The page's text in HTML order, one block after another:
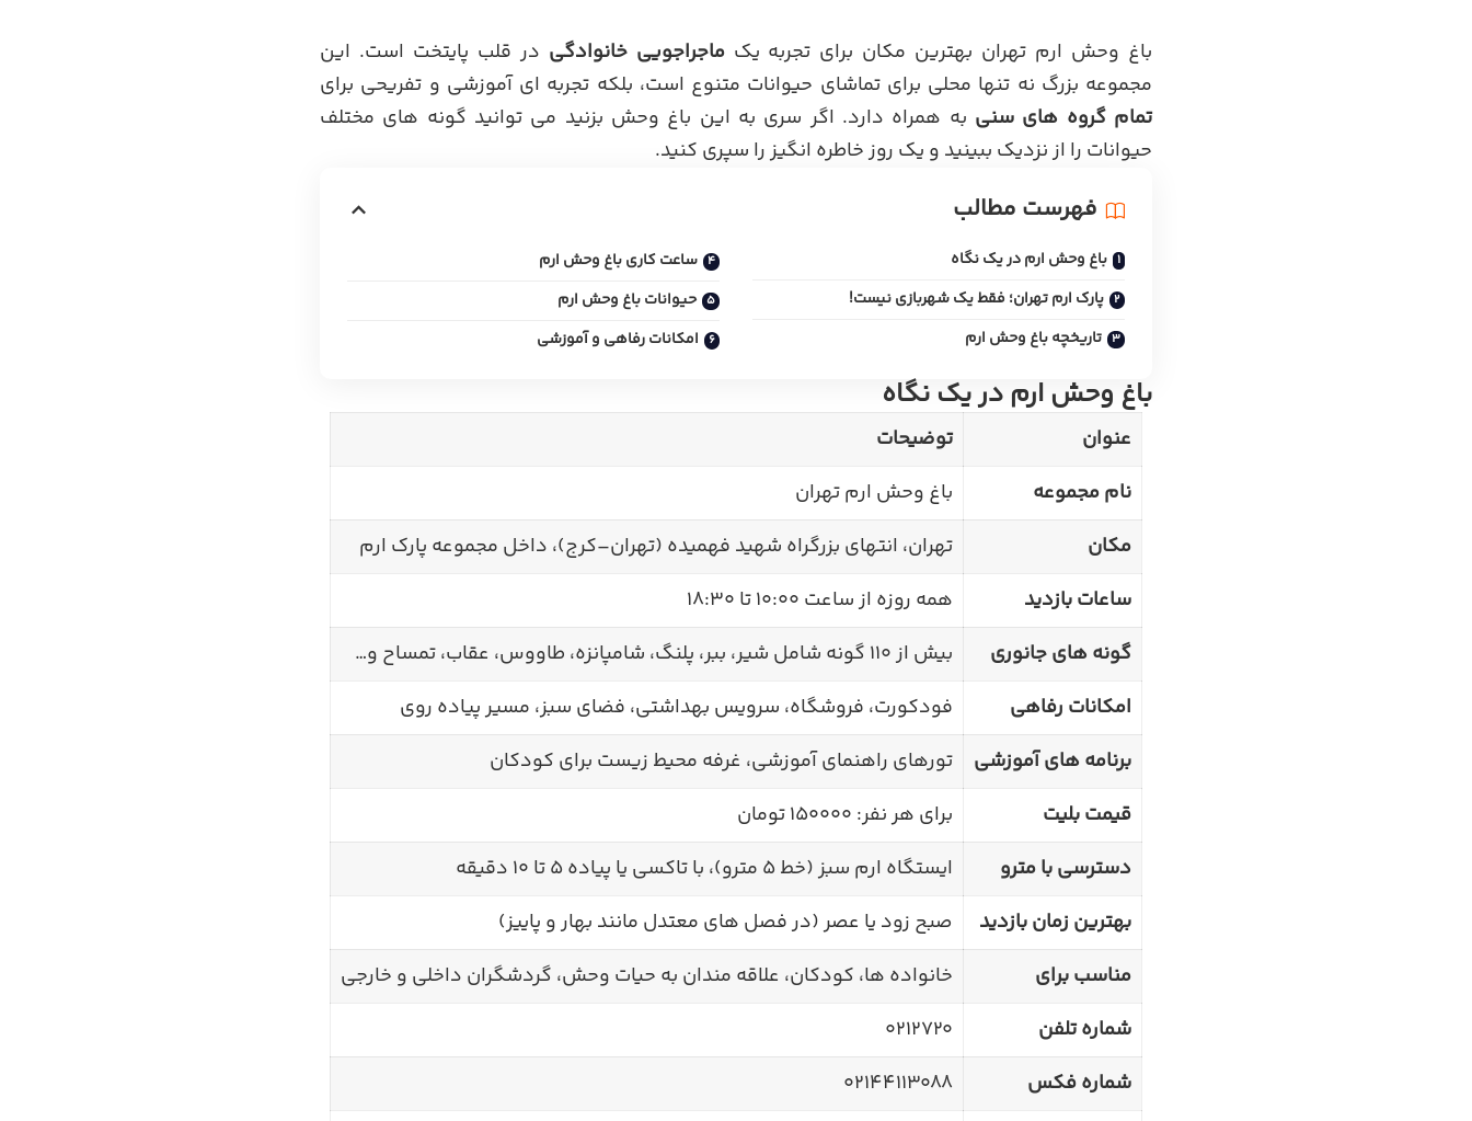
باغ وحش ارم تهران بهترین مکان برای تجربه یکماجراجویی خانوادگی در قلب پایتخت است. این
مجموعه بزرگ نه تنها محلی برای تماشای حیوانات متنوع است، بلکه تجربه ای آموزشی و تفریحی برای
تمام گروه های سنی به همراه دارد. اگر سری به این باغ وحش بزنید می توانید گونه های مختلف
حیوانات را از نزدیک ببینید و یک روز خاطره انگیز را سپری کنید.
فهرست مطالب
باغ وحش ارم در یک نگاه
پارک ارم تهران؛ فقط یک شهربازی نیست!
تاریخچه باغ وحش ارم
ساعت کاری باغ وحش ارم
حیوانات باغ وحش ارم
امکانات رفاهی و آموزشی
باغ وحش ارم در یک نگاه
عنوان
توضیحات
نام مجموعه
باغ وحش ارم تهران
مکان
تهران، انتهای بزرگراه شهید فهمیده (تهران–کرج)، داخل مجموعه پارک ارم
ساعات بازدید
همه روزه از ساعت 10:00 تا 18:30
گونه های جانوری
بیش از 110 گونه شامل شیر، ببر، پلنگ، شامپانزه، طاووس، عقاب، تمساح و…
امکانات رفاهی
فودکورت، فروشگاه، سرویس بهداشتی، فضای سبز، مسیر پیاده روی
برنامه های آموزشی
تورهای راهنمای آموزشی، غرفه محیط زیست برای کودکان
قیمت بلیت
برای هر نفر: 150000 تومان
دسترسی با مترو
ایستگاه ارم سبز (خط 5 مترو)، با تاکسی یا پیاده 5 تا 10 دقیقه
بهترین زمان بازدید
صبح زود یا عصر (در فصل های معتدل مانند بهار و پاییز)
مناسب برای
خانواده ها، کودکان، علاقه مندان به حیات وحش، گردشگران داخلی و خارجی
شماره تلفن
0212720
شماره فکس
02144113088